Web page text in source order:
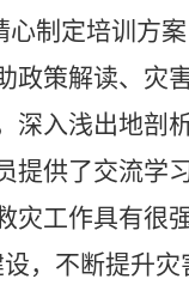
制定培训方
政策解读、灾
深入浅出地剖
提供了交流学
工作具有很
，不断提升